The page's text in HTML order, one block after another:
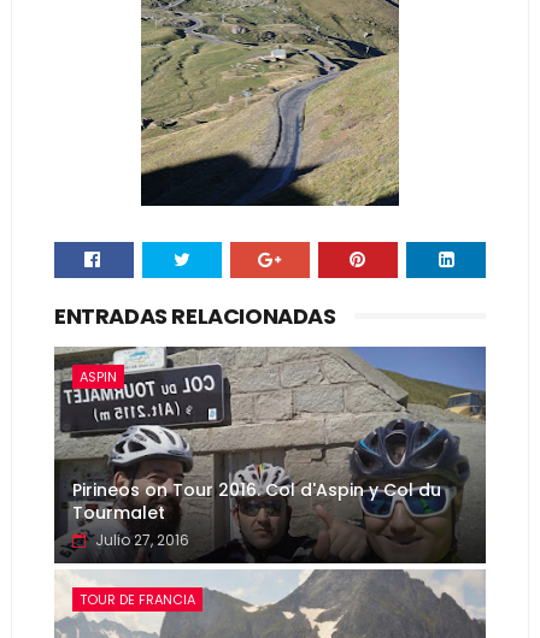
ENTRADAS RELACIONADAS
ASPIN
Pirineos on Tour 2016. Col d'Aspin y Col du
Tourmalet
Julio 27, 2016
TOUR DE FRANCIA